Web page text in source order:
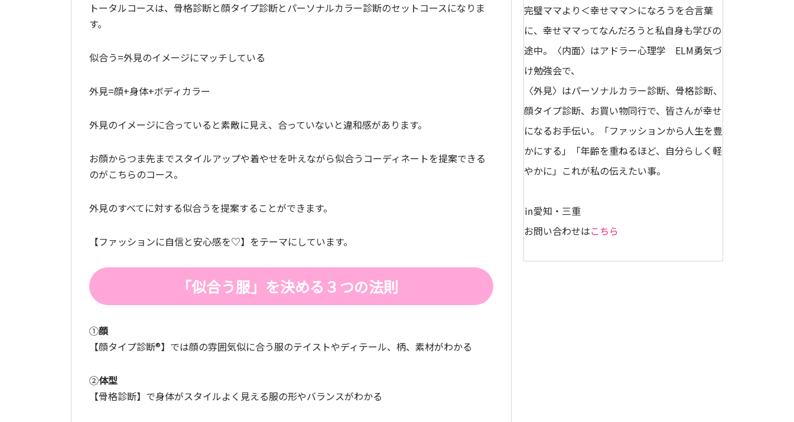
トータルコースは、骨格診断と顔タイプ診断とパーソナルカラー診断のセットコースになりま
す。
似合う=外見のイメージにマッチしている
外見=顔+身体+ボディカラー
外見のイメージに合っていると素敵に見え、合っていないと違和感があります。
お顔からつま先までスタイルアップや着やせを叶えながら似合うコーディネートを提案できる
のがこちらのコース。
外見のすべてに対する似合うを提案することができます。
【ファッションに自信と安心感を♡】をテーマにしています。
「似合う服」を決める３つの法則
①顔
【顔タイプ診断®️】では顔の雰囲気似に合う服のテイストやディテール、柄、素材がわかる
②体型
【骨格診断】で身体がスタイルよく見える服の形やバランスがわかる
完璧ママより＜幸せママ＞になろうを合言葉
に、幸せママってなんだろうと私自身も学びの
途中。〈内面〉はアドラー心理学 ELM勇気づ
け勉強会で、
〈外見〉はパーソナルカラー診断、骨格診断、
顔タイプ診断、お買い物同行で、皆さんが幸せ
になるお手伝い。「ファッションから人生を豊
かにする」「年齢を重ねるほど、自分らしく軽
やかに」これが私の伝えたい事。
㏌愛知・三重
お問い合わせはこちら